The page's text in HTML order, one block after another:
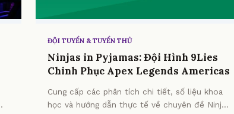
ĐỘI TUYỂN & TUYỂN THỦ
Ninjas in Pyjamas: Đội Hình 9Lies
Chinh Phục Apex Legends Americas
Cung cấp các phân tích chi tiết, số liệu khoa
học và hướng dẫn thực tế về chuyên đề Ninjas